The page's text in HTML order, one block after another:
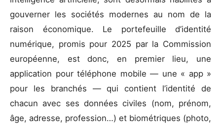
gouverner les sociétés modernes au nom de la
raison économique. Le portefeuille d’identité
numérique, promis pour 2025 par la Commission
européenne, est donc, en premier lieu, une
application pour téléphone mobile — une « app »
pour les branchés — qui contient l’identité de
chacun avec ses données civiles (nom, prénom,
âge, adresse, profession…) et biométriques (photo,